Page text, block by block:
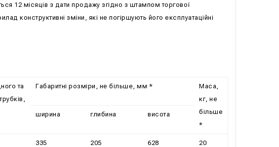
12 місяців з дати продажу згідно з штампом торгової
конструктивні зміни, які не погіршують його експлуатаційні
та
Габаритні розміри, не більше, мм *
Маса,
кг, не
більше
*
ширина глибина висота
335 205 628 20